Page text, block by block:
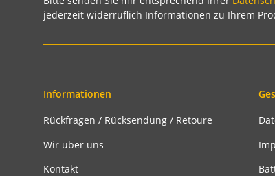
jederzeit widerruflich Informationen zu Ihrem
Informationen
Rückfragen / Rücksendung / Retoure
Wir über uns
Kontakt